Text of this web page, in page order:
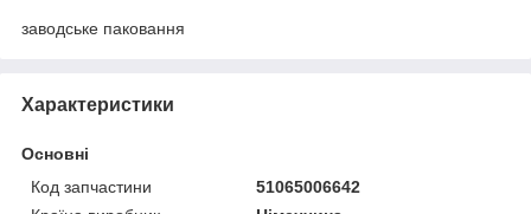
заводське паковання
Характеристики
Основні
Код запчастини
51065006642